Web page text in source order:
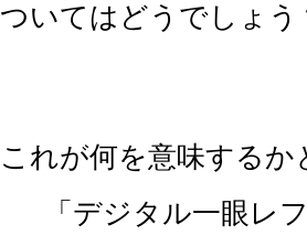
ついてはどうでしょう
これが何を意味するか
「デジタル一眼レ